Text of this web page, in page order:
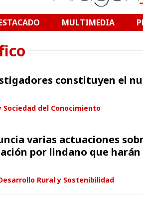
MULTIMEDIA
constituyen el
Sociedad del Conocimiento
varias actuaciones
por lindano que harán
Rural y Sostenibilidad